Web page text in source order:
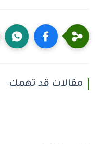
مقالات قد تهمك